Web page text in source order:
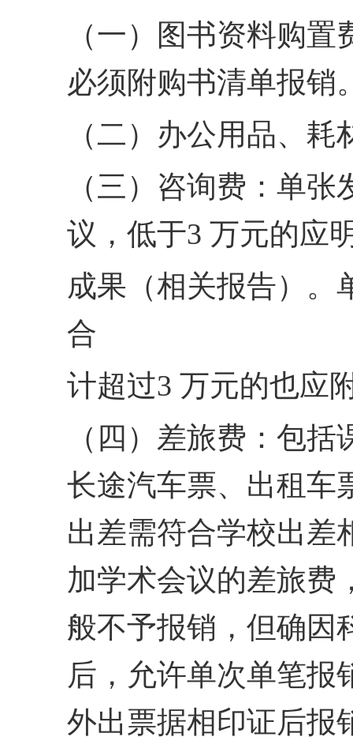
（一）图书资料购
必须附购书清单报销
（二）办公用品、
（三）咨询费：单
议，低于3 万元的应
成果（相关报告）。
合
计超过3 万元的也应
（四）差旅费：包
长途汽车票、出租车
出差需符合学校出差
加学术会议的差旅费
般不予报销，但确因
后，允许单次单笔报
外出票据相印证后报